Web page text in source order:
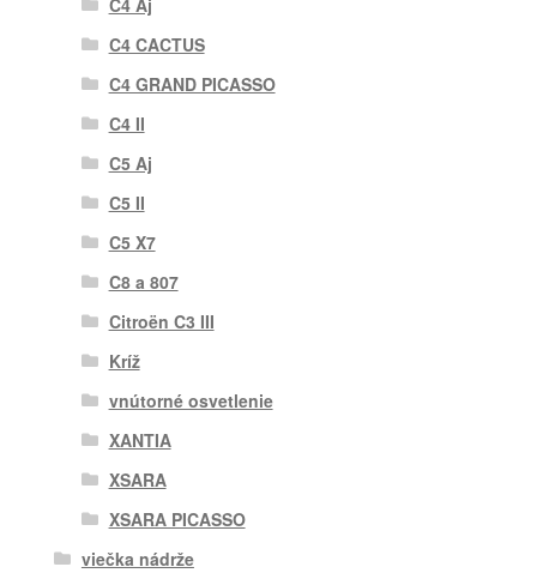
C4 Aj
C4 CACTUS
C4 GRAND PICASSO
C4 II
C5 Aj
C5 II
C5 X7
C8 a 807
Citroën C3 III
Kríž
vnútorné osvetlenie
XANTIA
XSARA
XSARA PICASSO
viečka nádrže